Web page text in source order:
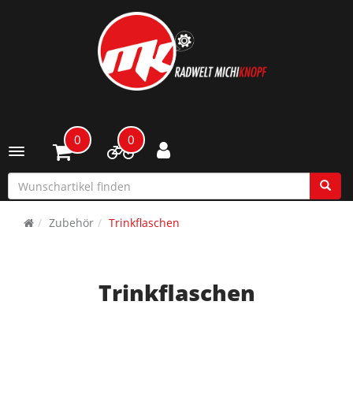
Toggle navigation
0 0
Zubehör Trinkflaschen
Trinkflaschen